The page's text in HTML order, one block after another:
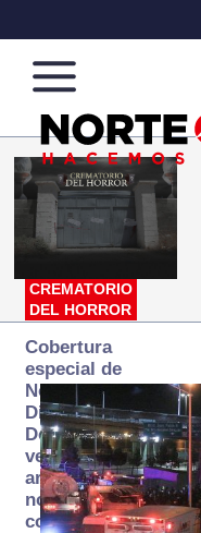
Norte
de
Ciudad
Más
que
noticias,
hacemos periodismo
CREMATORIO
DEL HORROR
Cobertura
especial de
Norte
Digital:
Donde la
verdad
arde… pero
no se
consume